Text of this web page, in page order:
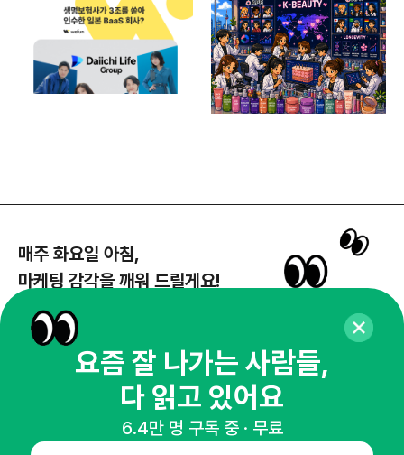
매주 화요일 아침,
마케팅 감각을 깨워 드릴게요!
뉴스레터 구독하기
요즘 잘 나가는 사람들,
다 읽고 있어요
6.4만 명 구독 중 · 무료